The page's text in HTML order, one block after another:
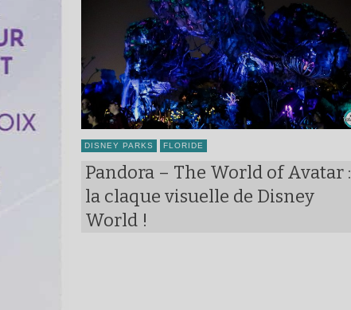
DISNEY PARKS FLORIDE
Pandora – The World of Avatar :
la claque visuelle de Disney
World !